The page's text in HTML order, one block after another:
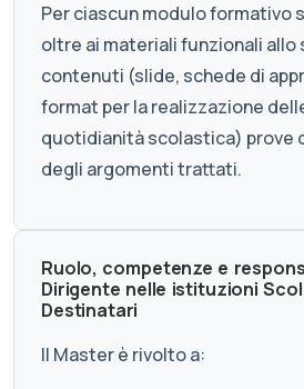
Per ciascun modulo formativo
oltre ai materiali funzionali allo
contenuti (slide, schede di
format per la realizzazione
quotidianità scolastica) prove
degli argomenti trattati.
Ruolo, competenze e
Dirigente nelle istituzioni
Destinatari
Il Master è rivolto a: